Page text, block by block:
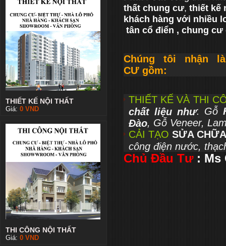
THIẾT KẾ NỘI THẤT
Giá: 0 VND
THI CÔNG NỘI THẤT
Giá: 0 VND
thất chung cư, thiết kế
khách hàng với nhiều
tân cổ điển , chung
Chúng tôi nhận
CƯ gồm:
THIẾT KẾ VÀ THI
chất liệu như: Gỗ
Đào, Gỗ Veneer,
CẢI TẠO SỬA
công điện nước,
Chủ Đầu Tư: Ms